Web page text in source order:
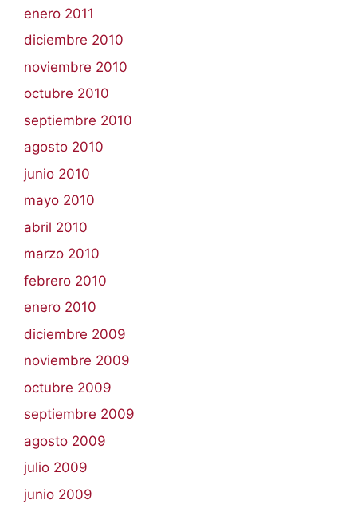
enero 2011
diciembre 2010
noviembre 2010
octubre 2010
septiembre 2010
agosto 2010
junio 2010
mayo 2010
abril 2010
marzo 2010
febrero 2010
enero 2010
diciembre 2009
noviembre 2009
octubre 2009
septiembre 2009
agosto 2009
julio 2009
junio 2009